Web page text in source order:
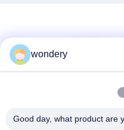
Μέσα
wondery
Good day, what product are